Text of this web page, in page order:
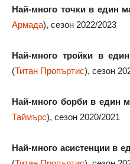
Най-много точки в един
Армада), сезон 2022/2023
Най-много тройки в
(Титан Пропъртис), сезон
Най-много борби в един
Таймърс), сезон 2020/2021
Най-много асистенции в